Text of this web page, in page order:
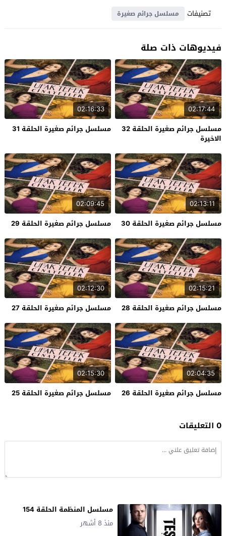
تصنيفات
مسلسل جرائم صغيرة
فيديوهات ذات صلة
02:17:44
مسلسل جرائم صغيرة الحلقة 32
الاخيرة
02:16:33
مسلسل جرائم صغيرة الحلقة 31
02:13:11
مسلسل جرائم صغيرة الحلقة 30
02:09:45
مسلسل جرائم صغيرة الحلقة 29
02:15:21
مسلسل جرائم صغيرة الحلقة 28
02:12:30
مسلسل جرائم صغيرة الحلقة 27
02:04:35
مسلسل جرائم صغيرة الحلقة 26
02:15:30
مسلسل جرائم صغيرة الحلقة 25
0 التعليقات
مسلسل المنظمة الحلقة 154
منذ 8 أشهر